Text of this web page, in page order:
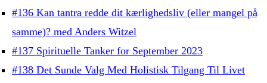
#136 Kan tantra redde dit kærlighedsliv (eller mangel på
samme)? med Anders Witzel
#137 Spirituelle Tanker for September 2023
#138 Det Sunde Valg Med Holistisk Tilgang Til Livet